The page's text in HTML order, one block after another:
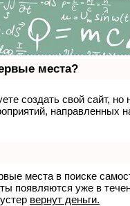
места?
создать свой сайт,
направленных
места в поиске
появляются уже в
вернут деньги.